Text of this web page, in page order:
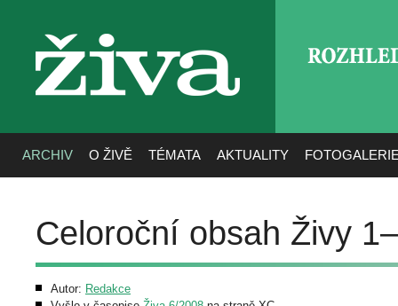
živa
ARCHIV O ŽIVĚ TÉMATA AKTUALITY
Celoroční obsah Živy
Autor: Redakce